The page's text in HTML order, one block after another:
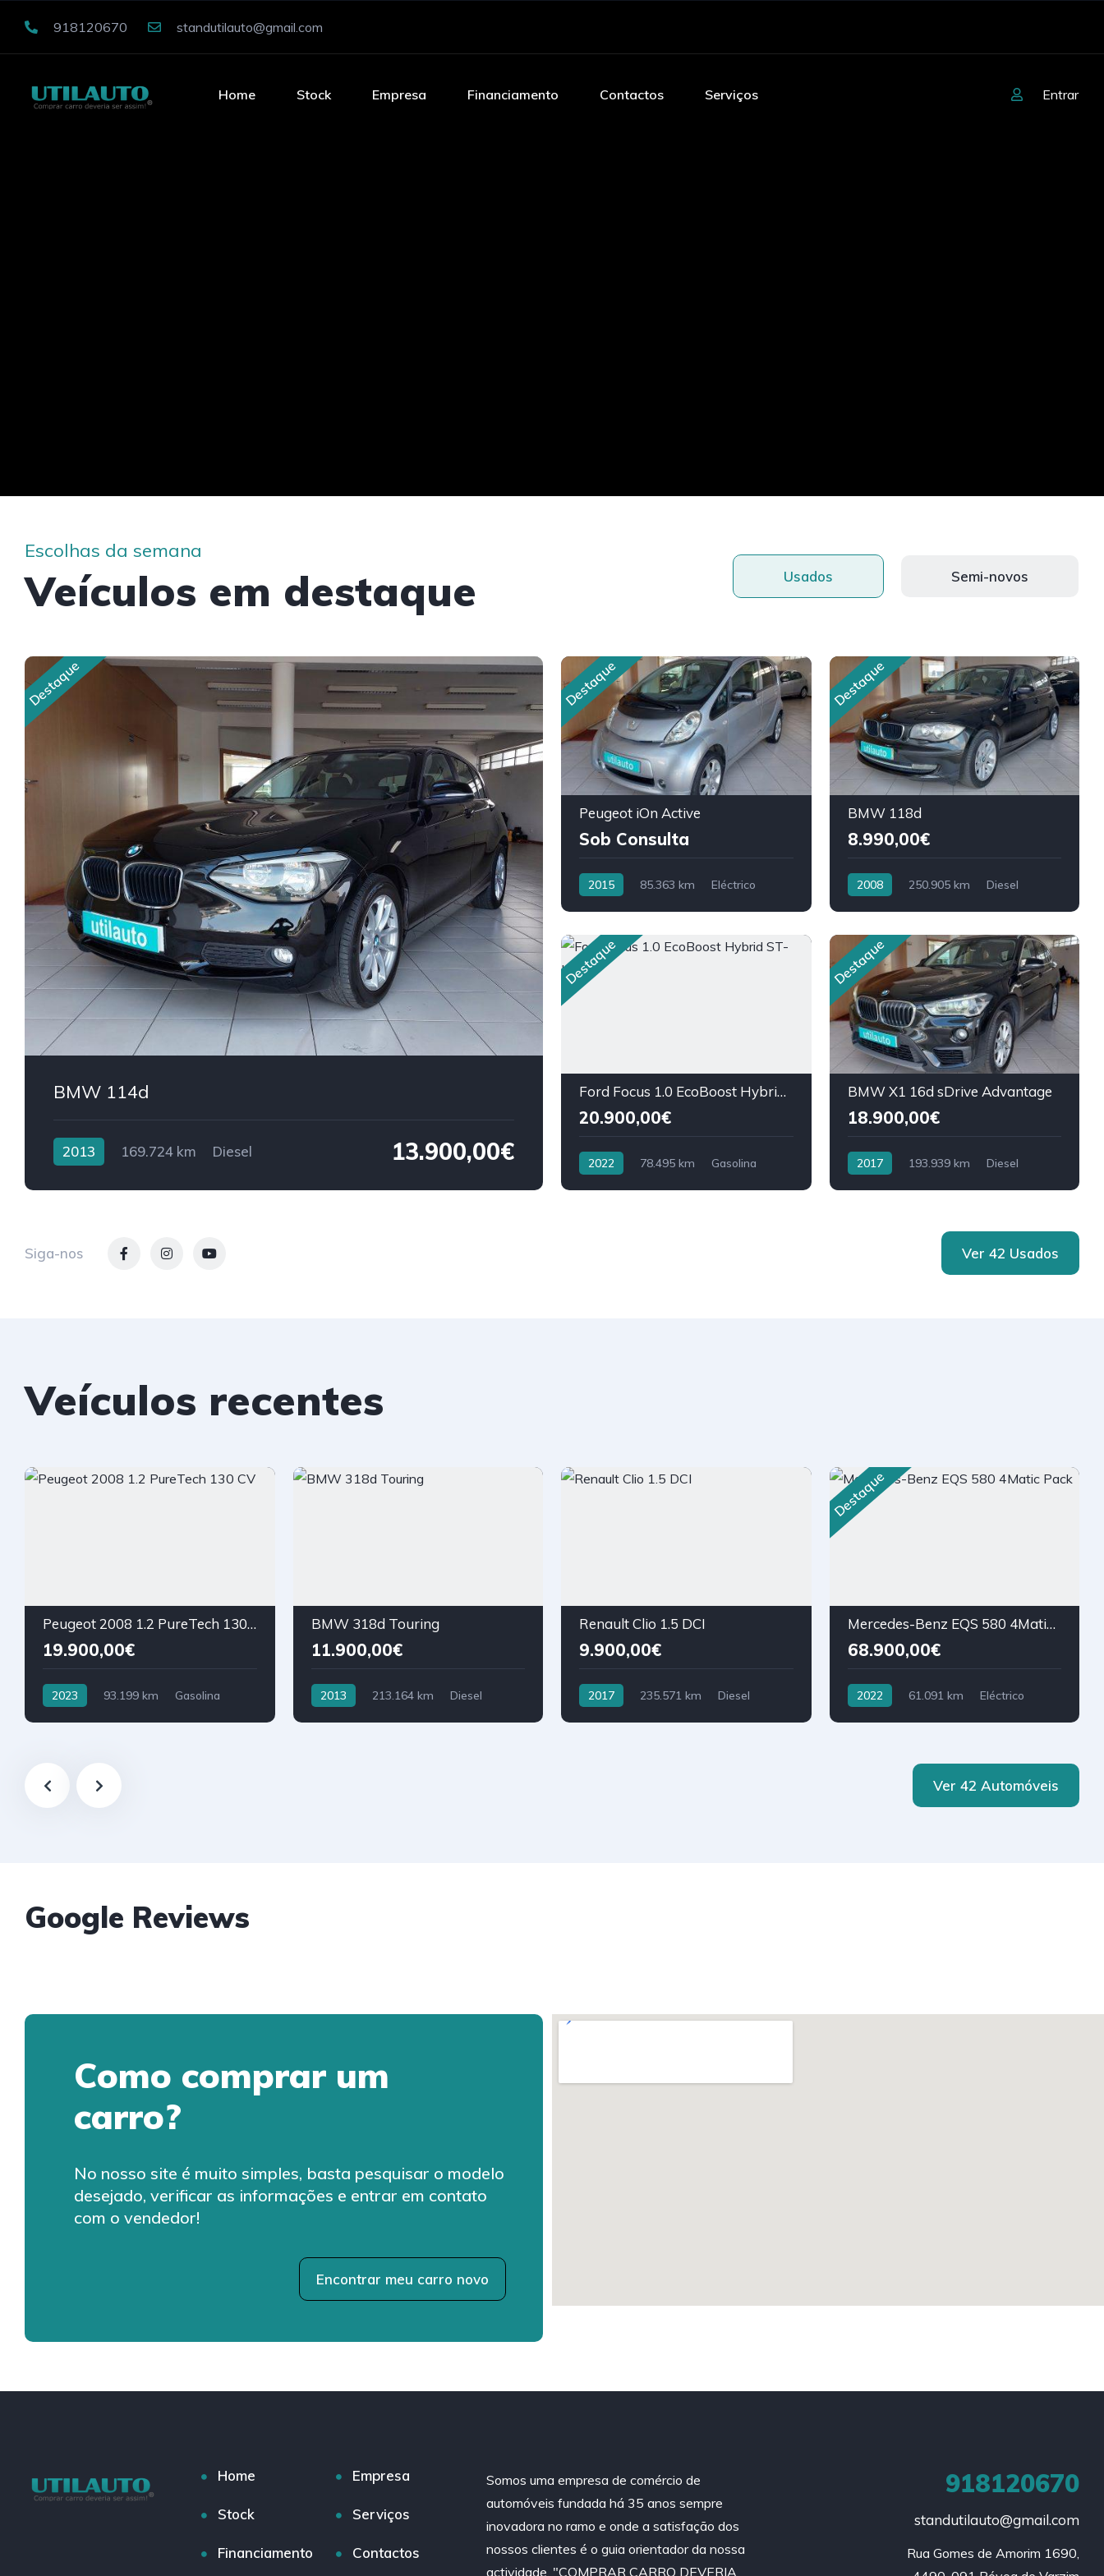
918120670 standutilauto@gmail.com
Home Stock Empresa Financiamento Contactos Serviços Entrar
Escolhas da semana
Veículos em destaque Usados Semi-novos
Destaque
BMW 114d
2013 169.724 km Diesel 13.900,00€
Destaque
Peugeot iOn Active
Sob Consulta
2015 85.363 km Eléctrico
Destaque
BMW 118d
8.990,00€
2008 250.905 km Diesel
Destaque
Ford Focus 1.0 EcoBoost Hybrid ST-Line
20.900,00€
2022 78.495 km Gasolina
Destaque
BMW X1 16d sDrive Advantage
18.900,00€
2017 193.939 km Diesel
Siga-nos Ver 42 Usados
Veículos recentes
Peugeot 2008 1.2 PureTech 130 CV
19.900,00€
2023 93.199 km Gasolina
BMW 318d Touring
11.900,00€
2013 213.164 km
Diesel
Renault Clio 1.5 DCI
9.900,00€
2017 235.571 km Diesel
Destaque
Mercedes-Benz EQS 580 4Matic Pack AMG
68.900,00€
2022 61.091 km Eléctrico
Ver 42 Automóveis
Google Reviews
Como comprar um
carro?
No nosso site é muito simples, basta pesquisar o modelo
desejado, verificar as informações e entrar em contato
com o vendedor!
Encontrar meu carro novo
Home Empresa
Stock Serviços
Financiamento Contactos
Somos uma empresa de comércio de
automóveis fundada há 35 anos sempre
inovadora no ramo e onde a satisfação dos
nossos clientes é o guia orientador da nossa
actividade. "COMPRAR CARRO DEVERIA
918120670
standutilauto@gmail.com
Rua Gomes de Amorim 1690,